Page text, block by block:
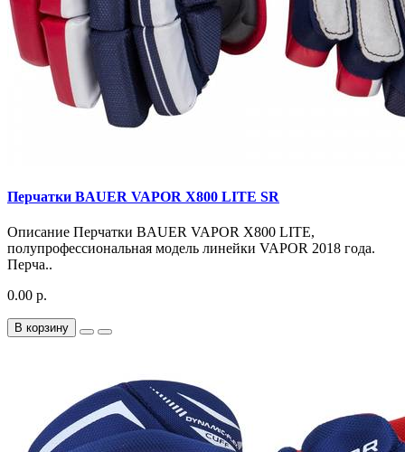
Перчатки BAUER VAPOR X800 LITE SR
Описание Перчатки BAUER VAPOR X800 LITE,
полупрофессиональная модель линейки VAPOR 2018 года.
Перча..
0.00 р.
В корзину